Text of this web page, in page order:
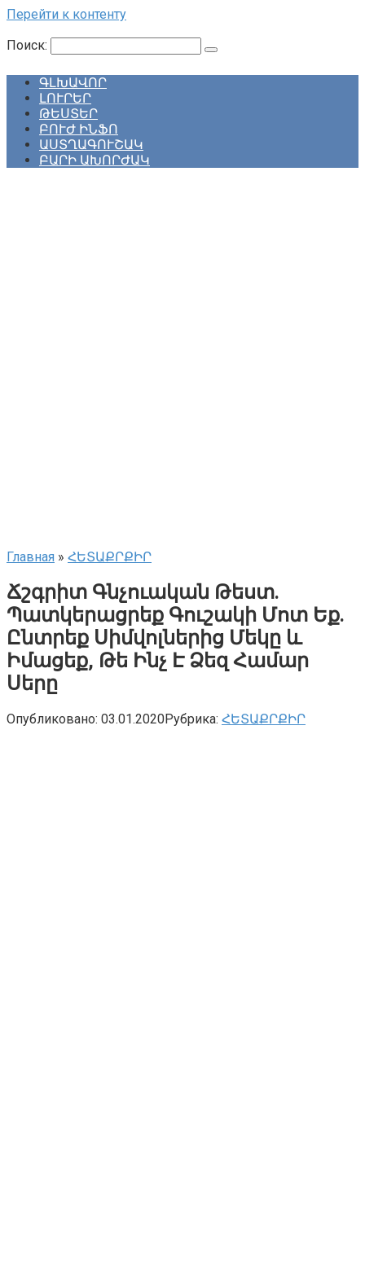
Перейти к контенту
Поиск:
ԳԼԽԱՎՈՐ
ԼՈՒՐԵՐ
ԹԵՍՏԵՐ
ԲՈՒԺ ԻՆՖՈ
ԱՍՏՂԱԳՈՒՇԱԿ
ԲԱՐԻ ԱԽՈՐԺԱԿ
Главная » ՀԵՏԱՔՐՔԻՐ
Ճշգրիտ Գնչուական Թեստ.
Պատկերացրեք Գուշակի Մոտ Եք.
Ընտրեք Սիմվոլներից Մեկը և
Իմացեք, Թե Ինչ Է Ձեզ Համար
Սերը
Опубликовано: 03.01.2020Рубрика: ՀԵՏԱՔՐՔԻՐ